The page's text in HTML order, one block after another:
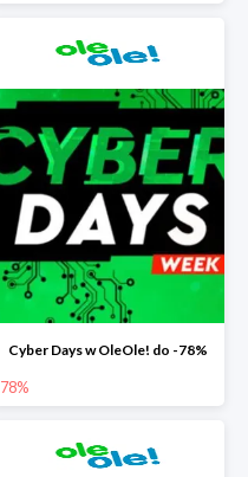
Cyber Days w OleOle! do -78%
78%